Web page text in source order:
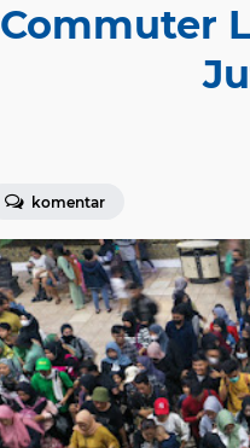
Commuter
komentar